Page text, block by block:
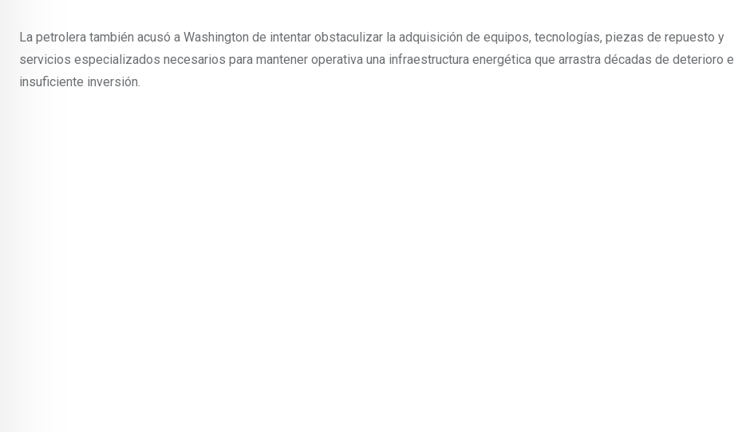
La petrolera también acusó a Washington de intentar obstaculizar la adquisición de equipos, tecnologías, piezas de repuesto y
servicios especializados necesarios para mantener operativa una infraestructura energética que arrastra décadas de deterioro e
insuficiente inversión.